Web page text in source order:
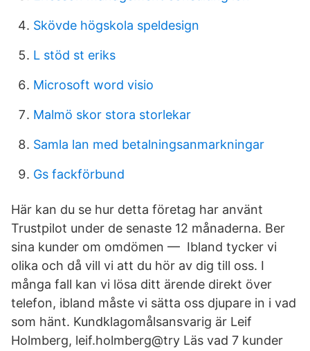
Skövde högskola speldesign
L stöd st eriks
Microsoft word visio
Malmö skor stora storlekar
Samla lan med betalningsanmarkningar
Gs fackförbund
Här kan du se hur detta företag har använt
Trustpilot under de senaste 12 månaderna. Ber
sina kunder om omdömen — Ibland tycker vi
olika och då vill vi att du hör av dig till oss. I
många fall kan vi lösa ditt ärende direkt över
telefon, ibland måste vi sätta oss djupare in i vad
som hänt. Kundklagomålsansvarig är Leif
Holmberg, leif.holmberg@try Läs vad 7 kunder